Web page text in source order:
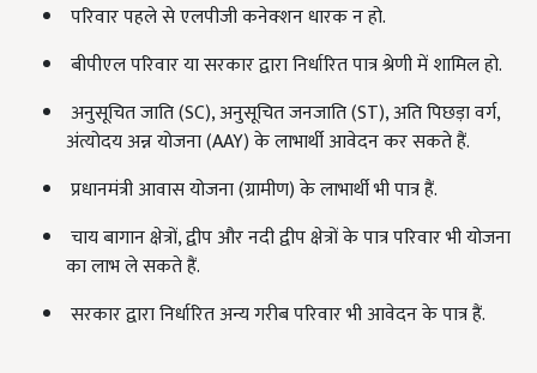
परिवार पहले से एलपीजी कनेक्शन धारक न हो.
बीपीएल परिवार या सरकार द्वारा निर्धारित पात्र श्रेणी में शामिल हो.
अनुसूचित जाति (SC), अनुसूचित जनजाति (ST), अति पिछड़ा वर्ग,
अंत्योदय अन्न योजना (AAY) के लाभार्थी आवेदन कर सकते हैं.
प्रधानमंत्री आवास योजना (ग्रामीण) के लाभार्थी भी पात्र हैं.
चाय बागान क्षेत्रों, द्वीप और नदी द्वीप क्षेत्रों के पात्र परिवार भी योजना
का लाभ ले सकते हैं.
सरकार द्वारा निर्धारित अन्य गरीब परिवार भी आवेदन के पात्र हैं.